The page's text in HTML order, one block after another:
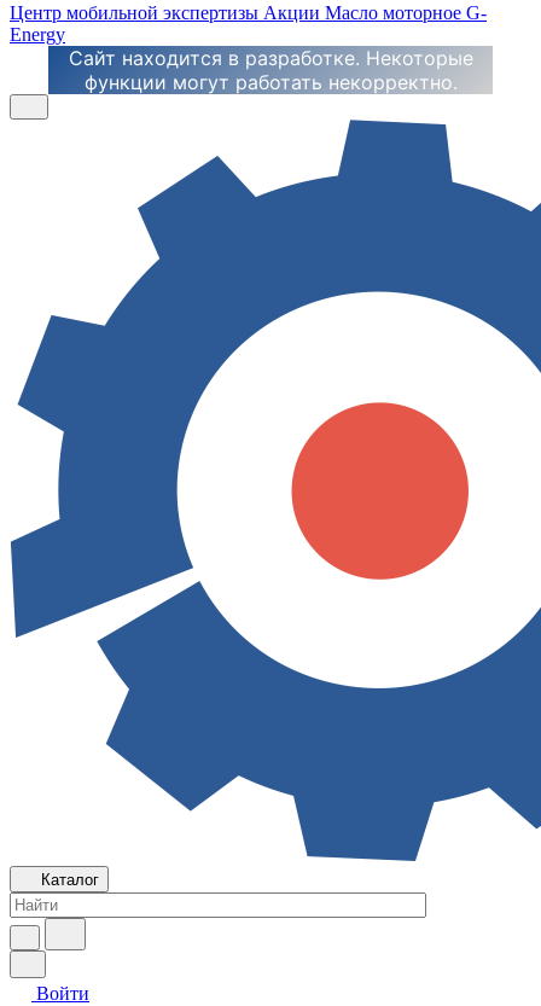
Центр мобильной экспертизы Акции Масло моторное G-
Energy
Сайт находится в разработке. Некоторые
функции могут работать некорректно.
Каталог
Войти